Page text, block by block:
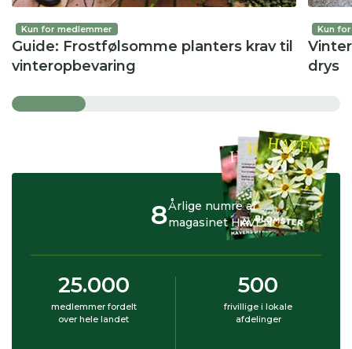
Kun for medlemmer
Guide: Frostfølsomme planters krav til
vinteropbevaring
Kun
drys
Årlige numre af
magasinet HAVEN
8
25.000
medlemmer fordelt
over hele landet
500
frivillige i lokale
afdelinger